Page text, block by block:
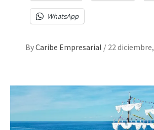
WhatsApp
ByCaribe Empresarial / 22